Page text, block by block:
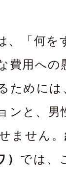
、「何を
費用への
ためには
ンと、男
ません。
では、